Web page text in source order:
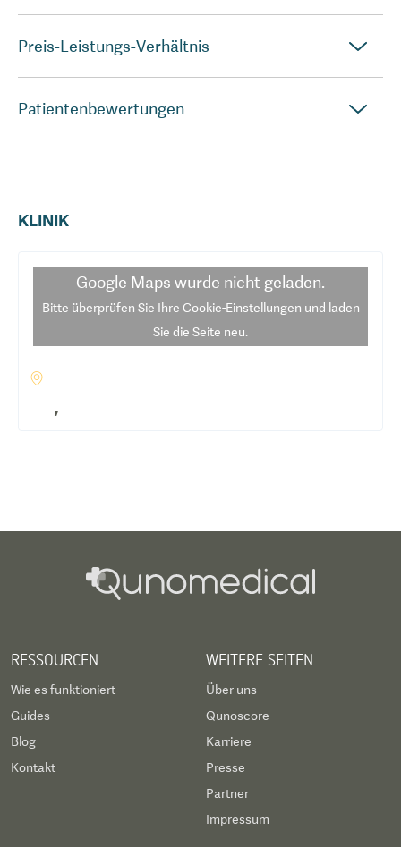
Preis-Leistungs-Verhältnis
Patientenbewertungen
KLINIK
Google Maps wurde nicht geladen.
Bitte überprüfen Sie Ihre Cookie-Einstellungen und laden
Sie die Seite neu.
,
RESSOURCEN
Wie es funktioniert
Guides
Blog
Kontakt
WEITERE SEITEN
Über uns
Qunoscore
Karriere
Presse
Partner
Impressum